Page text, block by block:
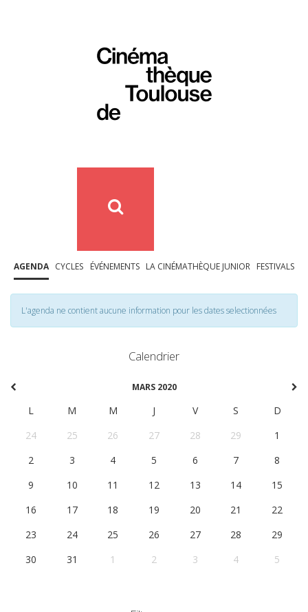
AGENDA CYCLES ÉVÉNEMENTS LA CINÉMATHÈQUE JUNIOR FESTIVALS
L'agenda ne contient aucune information pour les dates selectionnées
Calendrier
MARS 2020
L M M J V S
D
24
25 26 27 28 29
1
2
3 4 5 6 7
8
9
10 11 12 13 14
15
16
17 18 19 20 21
22
23
24 25 26 27 28
29
30
31 1 2 3 4 5